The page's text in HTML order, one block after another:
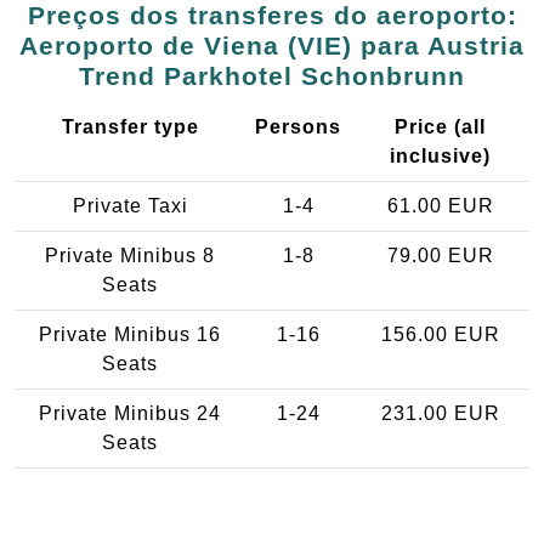
Preços dos transferes do aeroporto:
Aeroporto de Viena (VIE) para Austria
Trend Parkhotel Schonbrunn
Transfer type Persons
Price (all
inclusive)
Private Taxi 1-4 61.00 EUR
Private Minibus 8
Seats
1-8 79.00 EUR
Private Minibus 16
Seats
1-16 156.00 EUR
Private Minibus 24
Seats
1-24 231.00 EUR